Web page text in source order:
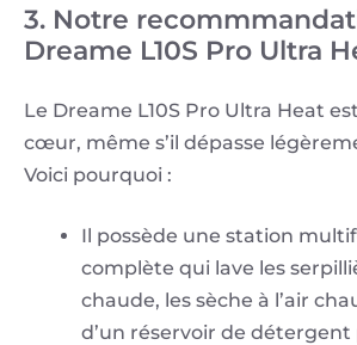
3. Notre
Dreame L10S Pro Ultra
Le Dreame L10S Pro Ultra Heat
cœur, même s’il dépasse
Voici pourquoi :
Il possède une station
complète qui lave les
chaude, les sèche à l’air
d’un réservoir de détergent